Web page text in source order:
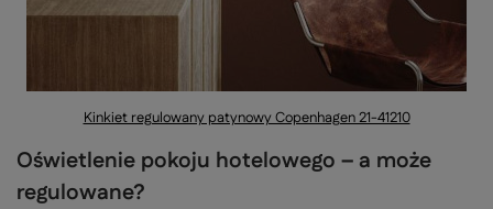
Kinkiet regulowany patynowy Copenhagen 21-41210
Oświetlenie pokoju hotelowego – a może
regulowane?